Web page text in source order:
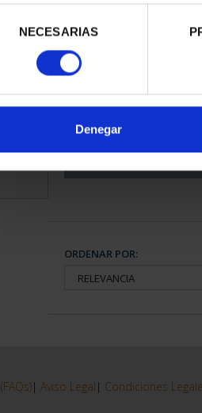
NECESARIAS
Denegar
COLECCION
3.796,00 €
ORDENAR POR:
| Aviso Legal | Condiciones